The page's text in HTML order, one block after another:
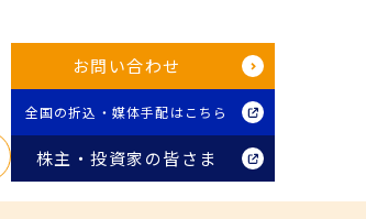
お問い合わせ
全国の折込・媒体手配はこちら
株主・投資家の皆さま